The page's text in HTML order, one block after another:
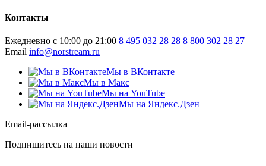
Контакты
Ежедневно с 10:00 до 21:00 8 495 032 28 28 8 800 302 28 27
Email info@norstream.ru
Мы в ВКонтакте
Мы в Макс
Мы на YouTube
Мы на Яндекс.Дзен
Email-рассылка
Подпишитесь на наши новости